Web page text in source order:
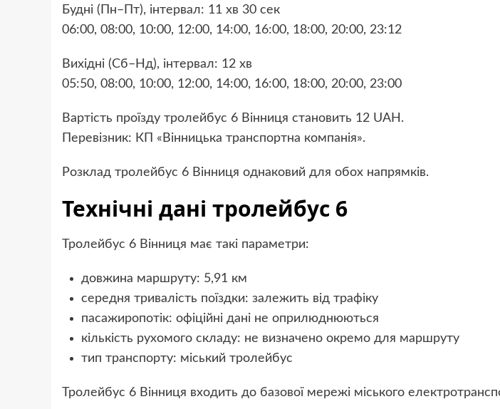
Будні (Пн–Пт), інтервал: 11 хв 30 сек
06:00, 08:00, 10:00, 12:00, 14:00, 16:00, 18:00, 20:00, 23:12
Вихідні (Сб–Нд), інтервал: 12 хв
05:50, 08:00, 10:00, 12:00, 14:00, 16:00, 18:00, 20:00, 23:00
Вартість проїзду тролейбус 6 Вінниця становить 12 UAH.
Перевізник: КП «Вінницька транспортна компанія».
Розклад тролейбус 6 Вінниця однаковий для обох напрямків.
Технічні дані тролейбус 6
Тролейбус 6 Вінниця має такі параметри:
довжина маршруту: 5,91 км
середня тривалість поїздки: залежить від трафіку
пасажиропотік: офіційні дані не оприлюднюються
кількість рухомого складу: не визначено окремо для маршруту
тип транспорту: міський тролейбус
Тролейбус 6 Вінниця входить до базової мережі міського